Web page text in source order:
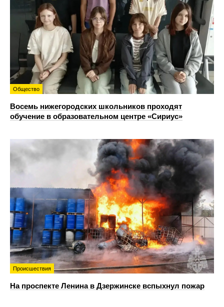
Общество
Восемь нижегородских школьников проходят
обучение в образовательном центре «Сириус»
Происшествия
На проспекте Ленина в Дзержинске вспыхнул пожар